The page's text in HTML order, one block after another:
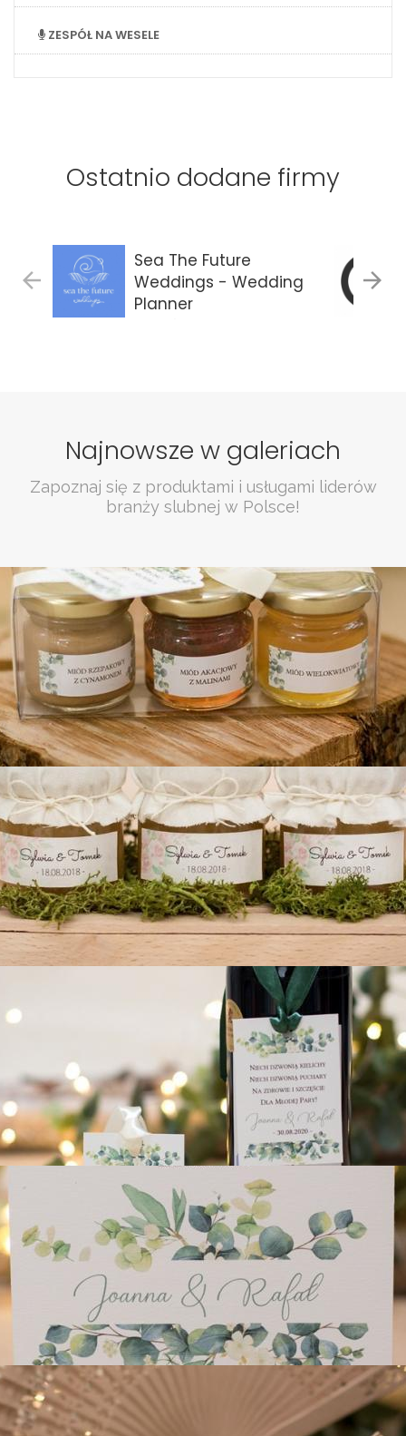
ZESPÓŁ NA WESELE
Ostatnio dodane firmy
Sea The Future
Weddings - Wedding
Planner
Najnowsze w galeriach
Zapoznaj się z produktami i usługami liderów
branży slubnej w Polsce!